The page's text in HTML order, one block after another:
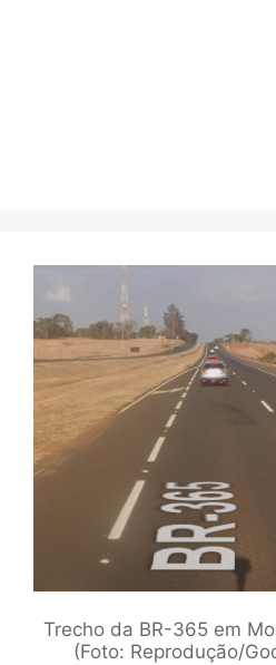
Trecho da BR-365 em
(Foto: Reprodução/